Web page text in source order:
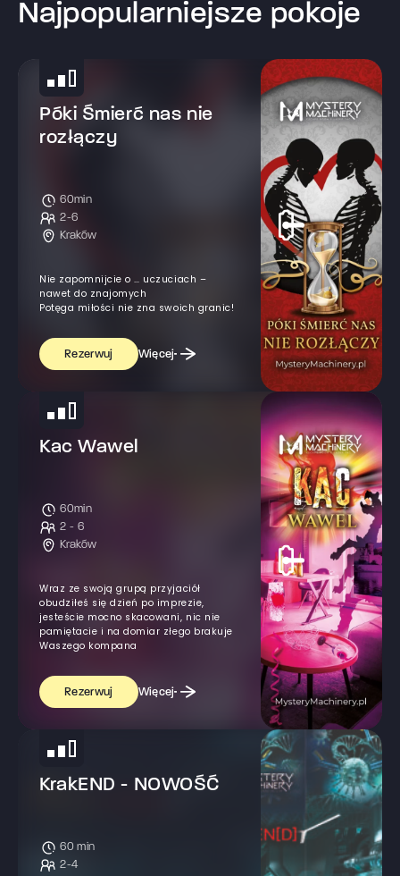
Najpopularniejsze pokoje
Póki Śmierć nas nie
rozłączy
60min
2-6
Kraków
Nie zapomnijcie o … uczuciach –
nawet do znajomych
Potęga miłości nie zna swoich granic!
Rezerwuj Więcej
Kac Wawel
60min
2 - 6
Kraków
Wraz ze swoją grupą przyjaciół
obudziłeś się dzień po imprezie,
jesteście mocno skacowani, nic nie
pamiętacie i na domiar złego brakuje
Waszego kompana
Rezerwuj Więcej
KrakEND - NOWOŚĆ
60 min
2-4